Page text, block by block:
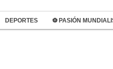
DEPORTES ⚽ PASIÓN